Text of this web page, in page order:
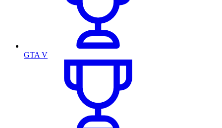
GTA V